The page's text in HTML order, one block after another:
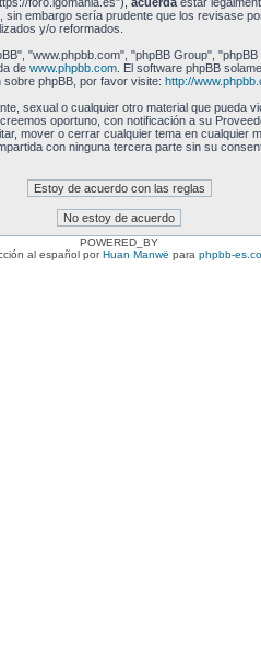
embargo sería prudente que los revisase
y/o reformados.
"www.phpbb.com", "phpBB Group",
de www.phpbb.com. El software phpBB
phpBB, por favor visite: http://
sexual o cualquier otro material que pueda
oportuno, con notificación a su
mover o cerrar cualquier tema en cualquier
con ninguna tercera parte sin su
POWERED_BY
al español porHuan Manwë para phpbb-